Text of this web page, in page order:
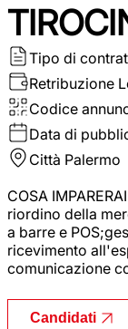
Tipo di
Retribuzione
Codice
Data di
Città Palermo
COSA
riordino della
a barre e
ricevimento
comunicazione
Candidati